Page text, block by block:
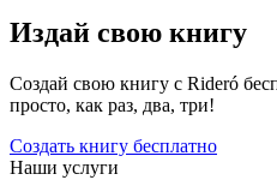
Издай свою книгу
Создай свою книгу с Rideró
просто, как раз, два, три!
Создать книгу бесплатно
Наши услуги